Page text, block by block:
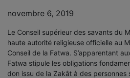
novembre 6, 2019
Le Conseil supérieur des savants du
haute autorité religieuse officielle au
Conseil de la Fatwa. S’apparentant
Fatwa stipule les obligations
don issu de la Zakât à des personnes